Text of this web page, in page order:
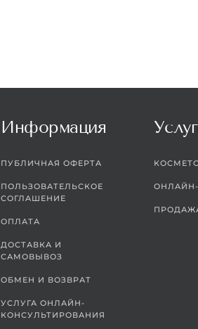
Информация
ПУБЛИЧНАЯ ОФЕРТА
ПОЛЬЗОВАТЕЛЬСКОЕ
СОГЛАШЕНИЕ
ОПЛАТА
ДОСТАВКА И
САМОВЫВОЗ
ОБМЕН И ВОЗВРАТ
УСЛУГА ОНЛАЙН-
КОНСУЛЬТИРОВАНИЯ